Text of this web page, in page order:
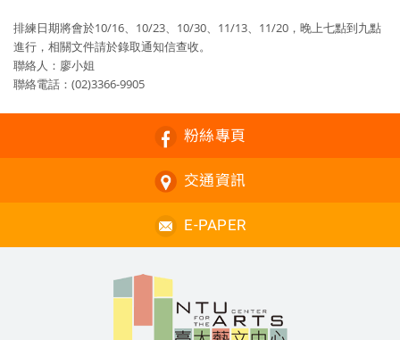
排練日期將會於10/16、10/23、10/30、11/13、11/20，晚上七點到九點
進行，相關文件請於錄取通知信查收。
聯絡人：廖小姐
聯絡電話：(02)3366-9905
粉絲專頁
交通資訊
E-PAPER